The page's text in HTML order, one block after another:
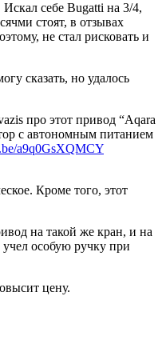
себе Bugatti на 3/4,
стоят, в отзывах
не стал рисковать и
сказать, но удалось
про этот привод “Aqara
с автономным питанием
a9q0GsXQMCY
Кроме того, этот
на такой же кран, и на
учел особую ручку при
цену.